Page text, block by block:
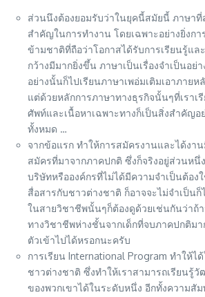
ส่วนนึงต้องยอมรับว่าในยุคนี้สมัยนี้ ภาษาที่
สำคัญในการทำงาน โดยเฉพาะอย่างยิ่งก
ข้ามชาติที่ถือว่าโอกาสได้รับการเรียนรู้แล
กว้างมีมากยิ่งขึ้น ภาษาเป็นเรื่องจำเป็นอย่
อย่างนั้นก็ไปเรียนภาษาเพอ่มเติมเอาภายห
แต่ด้วยหลักการภาษาทางธุรกิจนั้นๆที่เราเ
ศัพท์และเนื้อหาเฉพาะทางก็เป็นสิ่งสำคัญอ
ทั้งหมด …
จากข้อแรก ทำให้การสมัครงานและได้งา
สมัครที่มาจากภาคปกติ ซึ่งก็จริงอยู่ส่วนหนึ่
บริษัทหรือองค์กรที่ไม่ได้มีความจำเป็นต้อง
สื่อสารกับชาวต่างชาติ ก็อาจจะไม่จำเป็น
ในสายวิชาชีพนั้นๆก็ต้องดูด้วยเช่นกันว่าถ้
ทางวิชาชีพห่างชั้นจากเด็กที่จบภาคปกติม
ตัวเข้าไปได้หรอกนะครับ
การเรียน International Program ทำให้ไ
ชาวต่างชาติ ซึ่งทำให้เราสามารถเรียนรู้
ของพวกเขาได้ในระดับหนึ่ง อีกทั้งความสั